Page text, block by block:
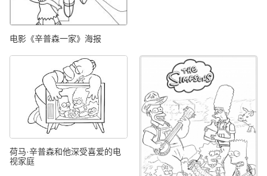
电影《辛普森一家》海报
荷马·辛普森和他深受喜爱的电
视家庭